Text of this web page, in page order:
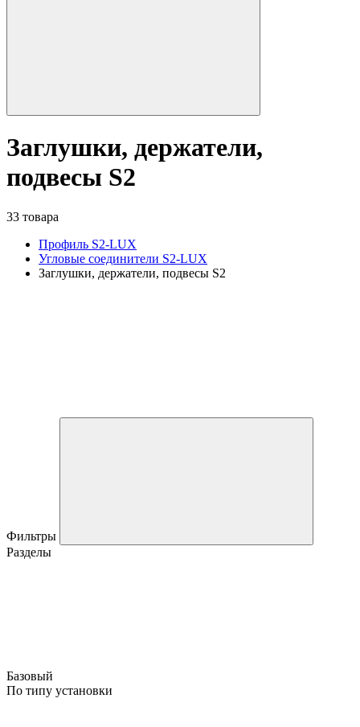
Заглушки, держатели,
подвесы S2
33 товара
Профиль S2-LUX
Угловые соединители S2-LUX
Заглушки, держатели, подвесы S2
Фильтры
Разделы
Базовый
По типу установки